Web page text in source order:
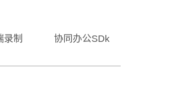
录制 协同办公SDk